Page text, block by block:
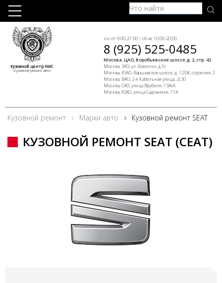
Кузовной центр АМС
Кузовной ремонт авто
пн-пт 9:00-21:00 | сб-вс 10:00-20:00
8 (925) 525-0485
Москва, ЦАО, Воробьевское шоссе д. 2, стр. 42
Москва, ЗАО, ул. Боженко, д.5г
Москва, ЮАО, Варшавское шоссе, д. 125Ж, строение 2
Москва, ВАО, 2-я Кабельная улица, 2с30
Москва, САО, улица Врубеля, 13Ас8
Москва, ЮАО, улица Садовники, 11А
Кузовной ремонт Марки авто Кузовной ремонт SEAT
КУЗОВНОЙ РЕМОНТ SEAT (СЕАТ)